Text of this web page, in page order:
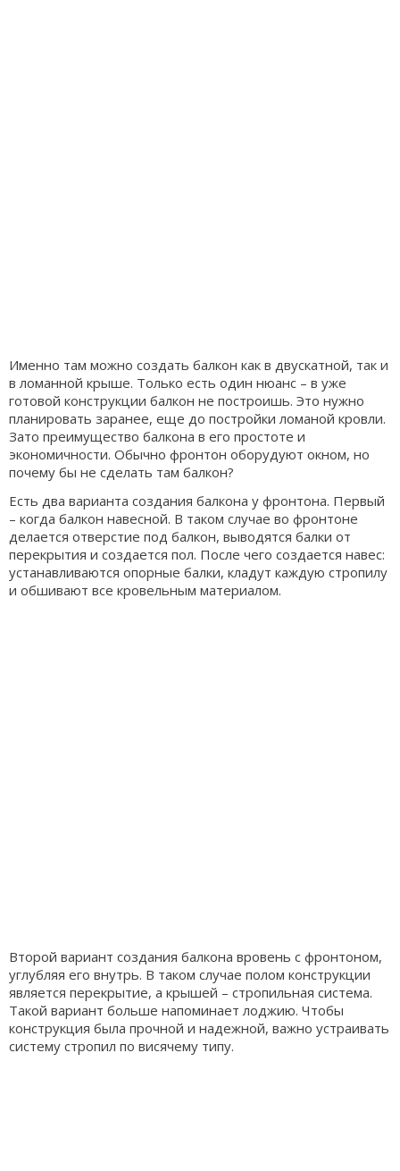
Именно там можно создать балкон как в двускатной, так и
в ломанной крыше. Только есть один нюанс – в уже
готовой конструкции балкон не построишь. Это нужно
планировать заранее, еще до постройки ломаной кровли.
Зато преимущество балкона в его простоте и
экономичности. Обычно фронтон оборудуют окном, но
почему бы не сделать там балкон?
Есть два варианта создания балкона у фронтона. Первый
– когда балкон навесной. В таком случае во фронтоне
делается отверстие под балкон, выводятся балки от
перекрытия и создается пол. После чего создается навес:
устанавливаются опорные балки, кладут каждую стропилу
и обшивают все кровельным материалом.
Второй вариант создания балкона вровень с фронтоном,
углубляя его внутрь. В таком случае полом конструкции
является перекрытие, а крышей – стропильная система.
Такой вариант больше напоминает лоджию. Чтобы
конструкция была прочной и надежной, важно устраивать
систему стропил по висячему типу.